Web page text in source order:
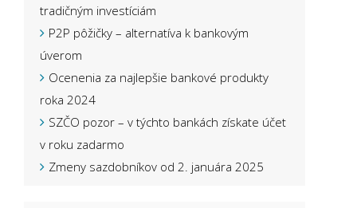
tradičným investíciám
P2P pôžičky – alternatíva k bankovým
úverom
Ocenenia za najlepšie bankové produkty
roka 2024
SZČO pozor – v týchto bankách získate účet
v roku zadarmo
Zmeny sazdobníkov od 2. januára 2025